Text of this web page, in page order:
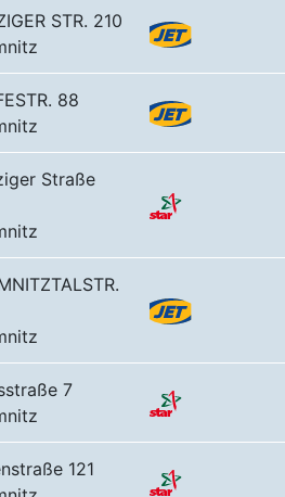
STR. 210
88
Straße
7
121